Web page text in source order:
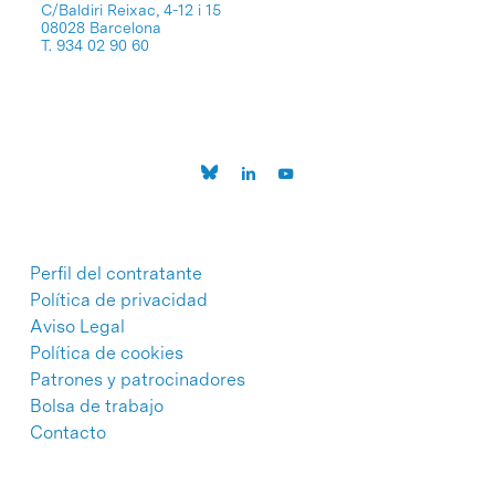
C/Baldiri Reixac, 4-12 i 15
08028 Barcelona
T. 934 02 90 60
Perfil del contratante
Política de privacidad
Aviso Legal
Política de cookies
Patrones y patrocinadores
Bolsa de trabajo
Contacto